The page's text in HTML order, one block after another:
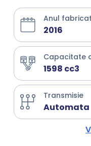
Anul
2016
Capacitate
1598 cc3
Transmisie
Automata